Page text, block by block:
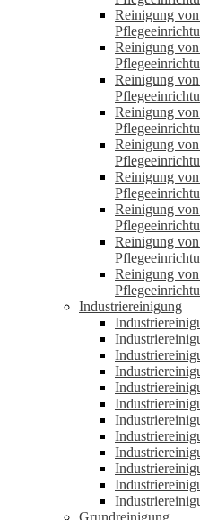
Reinigung
Reinigung
Reinigung
Reinigung
Reinigung
Reinigung
Reinigung
Reinigung
Reinigung
Industriereinigung
Grundreinigung